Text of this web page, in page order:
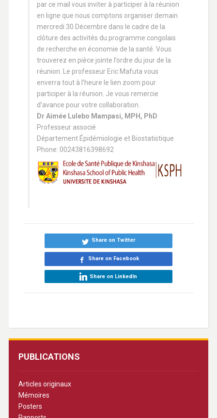
PUBLICATIONS
Articles originaux
Mémoires
Posters
par ce mail vous inviter à participer à la réunion
en ligne que nous comptons organiser demain
mercredi 30 Décembre dans le cadre de la
clôture des activités du programme congolais
de recherche en économie de la santé. Vous
trouverez en pièce jointe l’ordre du jour de la
réunion. Le professeur Eric Mafuta vous
enverra tout à l’heure le lien zoom pour
participer à la réunion. Je vous remercie
d’avance pour votre collaboration.
Dr Aimée Lulebo Mampasi, MPH, PhD
Professeur associé
Département Épidémiologie et Biostatistique
Phone: 00243816398692
Share on Twitter
Share on Facebook
Share on LinkedIn